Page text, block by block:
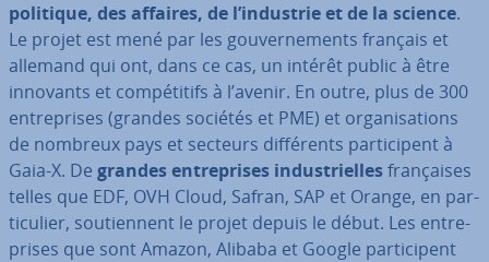
politique, des affaires, de l’industrie et de la science.
Le projet est mené par les gou­ver­ne­ments français et
allemand qui ont, dans ce cas, un intérêt public à être
innovants et com­pé­ti­tifs à l’avenir. En outre, plus de 300
en­tre­prises (grandes sociétés et PME) et or­ga­ni­sa­tions
de nombreux pays et secteurs dif­fé­rents par­ti­ci­pent à
Gaia-X. De grandes en­tre­prises in­dus­triellesfran­çaises
telles que EDF, OVH Cloud, Safran, SAP et Orange, en par­
ti­cu­lier, sou­tien­nent le projet depuis le début. Les en­tre­
prises que sont Amazon, Alibaba et Google par­ti­ci­pent